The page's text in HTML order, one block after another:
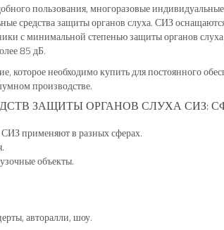
пользования, многоразовые
средства защиты органов слуха. СИЗ
с минимальной степенью защиты органов
85 дБ.
которое необходимо купить для постоянного
производстве.
ЗАЩИТЫ ОРГАНОВ СЛУХА СИЗ:
применяют в разных сферах.
объекты.
авторалли, шоу.